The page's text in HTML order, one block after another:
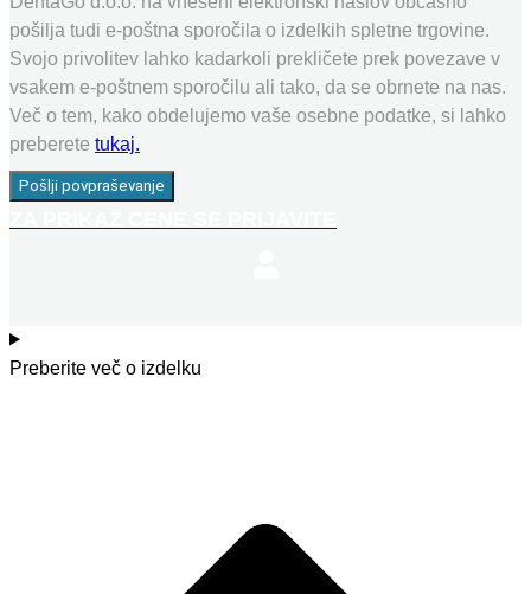
pošilja tudi e-poštna sporočila o izdelkih spletne trgovine.
Svojo privolitev lahko kadarkoli prekličete prek povezave v
vsakem e-poštnem sporočilu ali tako, da se obrnete na nas.
Več o tem, kako obdelujemo vaše osebne podatke, si lahko
preberete tukaj.
Pošlji povpraševanje
Preberite več o izdelku